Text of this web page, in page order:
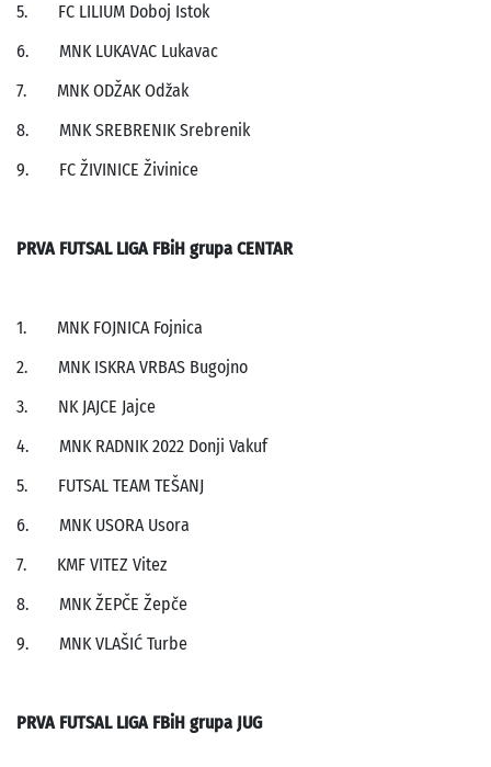
5. FC LILIUM Doboj Istok
6. MNK LUKAVAC Lukavac
7. MNK ODŽAK Odžak
8. MNK SREBRENIK Srebrenik
9. FC ŽIVINICE Živinice
PRVA FUTSAL LIGA FBiH grupa CENTAR
1. MNK FOJNICA Fojnica
2. MNK ISKRA VRBAS Bugojno
3. NK JAJCE Jajce
4. MNK RADNIK 2022 Donji Vakuf
5. FUTSAL TEAM TEŠANJ
6. MNK USORA Usora
7. KMF VITEZ Vitez
8. MNK ŽEPČE Žepče
9. MNK VLAŠIĆ Turbe
PRVA FUTSAL LIGA FBiH grupa JUG